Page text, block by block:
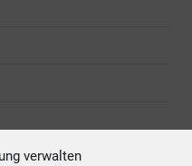
verwalten